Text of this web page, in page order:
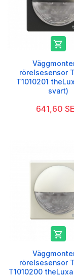

rörelsesensor
T1010201
svart)
641,60

rörelsesensor
T1010200 theLuxa